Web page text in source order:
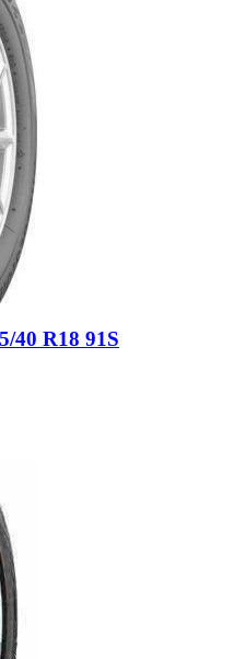
40 R18 91S